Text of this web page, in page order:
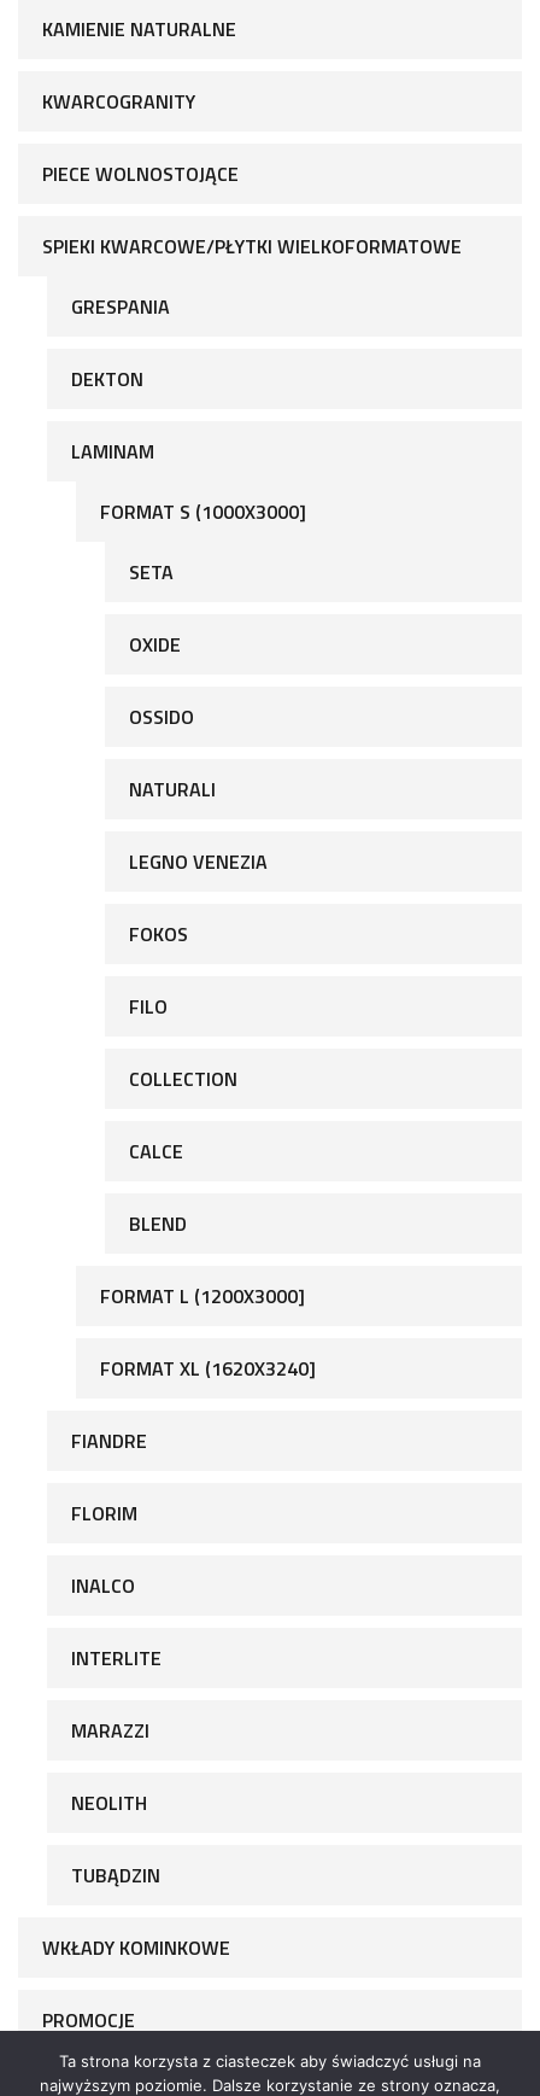
KAMIENIE NATURALNE
KWARCOGRANITY
PIECE WOLNOSTOJĄCE
SPIEKI KWARCOWE/PŁYTKI WIELKOFORMATOWE
GRESPANIA
DEKTON
LAMINAM
FORMAT S (1000X3000]
SETA
OXIDE
OSSIDO
NATURALI
LEGNO VENEZIA
FOKOS
FILO
COLLECTION
CALCE
BLEND
FORMAT L (1200X3000]
FORMAT XL (1620X3240]
FIANDRE
FLORIM
INALCO
INTERLITE
MARAZZI
NEOLITH
TUBĄDZIN
WKŁADY KOMINKOWE
PROMOCJE
Ta strona korzysta z ciasteczek aby świadczyć usługi na
najwyższym poziomie. Dalsze korzystanie ze strony oznacza,